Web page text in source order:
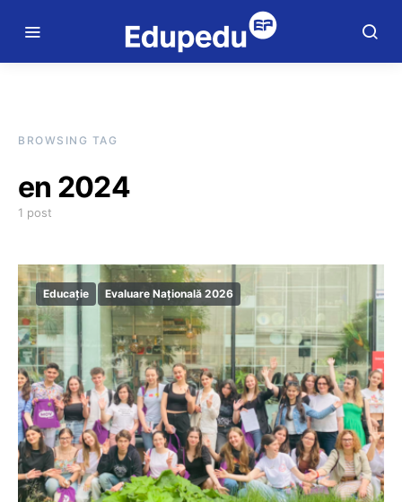
BROWSING TAG
en 2024
1 post
Educație Evaluare Națională 2026